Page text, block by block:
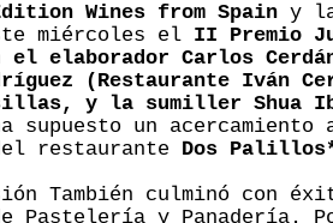
Wines from Spain y
miércoles el II Premio
el elaborador Carlos
(Restaurante Iván
y la sumiller Shua
supuesto un
restaurante Dos
También culminó con
Pastelería y Panadería.